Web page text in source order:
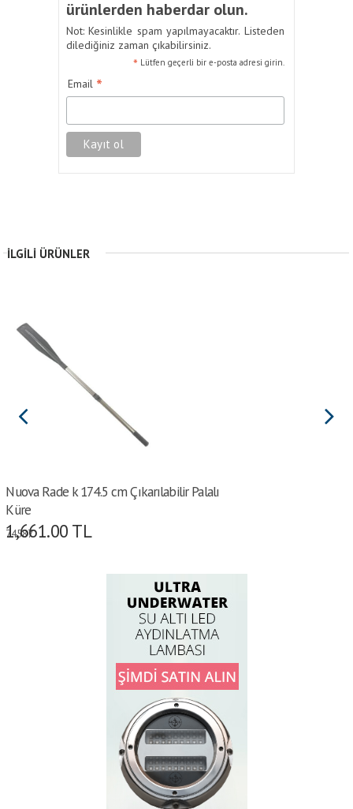
ürünlerden haberdar olun.
Not: Kesinlikle spam yapılmayacaktır. Listeden
dilediğiniz zaman çıkabilirsiniz.
* Lütfen geçerli bir e-posta adresi girin.
Email *
İLGILI ÜRÜNLER
Nuova Rade k 174.5 cm Çıkarılabilir Palalı
Küre
74587
1,661.00 TL